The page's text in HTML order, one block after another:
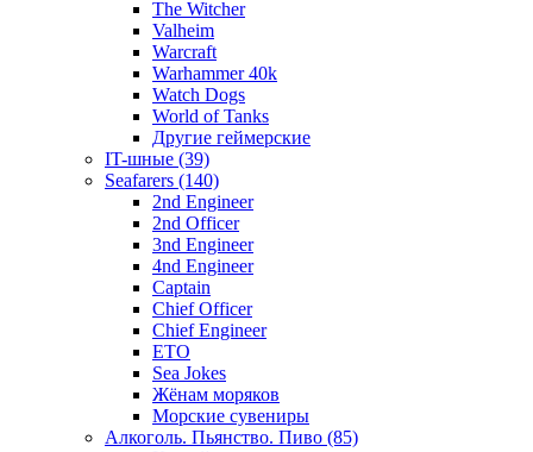
The Witcher
Valheim
Warcraft
Warhammer 40k
Watch Dogs
World of Tanks
Другие геймерские
IT-шные (39)
Seafarers (140)
2nd Engineer
2nd Officer
3nd Engineer
4nd Engineer
Captain
Chief Officer
Chief Еngineer
ETO
Sea Jokes
Жёнам моряков
Морские сувениры
Алкоголь. Пьянство. Пиво (85)